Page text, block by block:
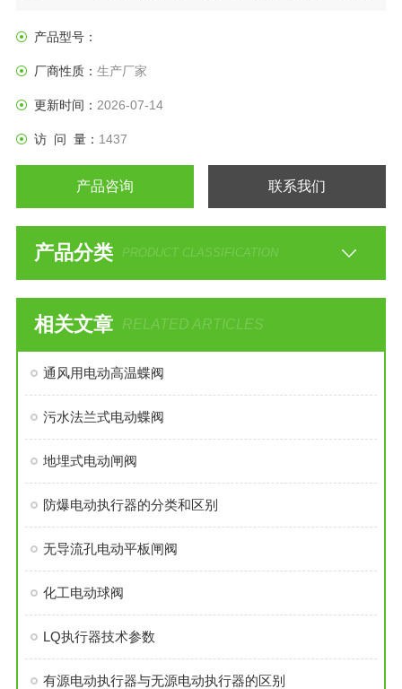
计，做节流阀或者调节阀使用。
产品型号：
厂商性质： 生产厂家
更新时间： 2026-07-14
访 问 量： 1437
产品咨询 联系我们
产品分类 PRODUCT CLASSIFICATION
相关文章 RELATED ARTICLES
通风用电动高温蝶阀
污水法兰式电动蝶阀
地埋式电动闸阀
防爆电动执行器的分类和区别
无导流孔电动平板闸阀
化工电动球阀
LQ执行器技术参数
有源电动执行器与无源电动执行器的区别